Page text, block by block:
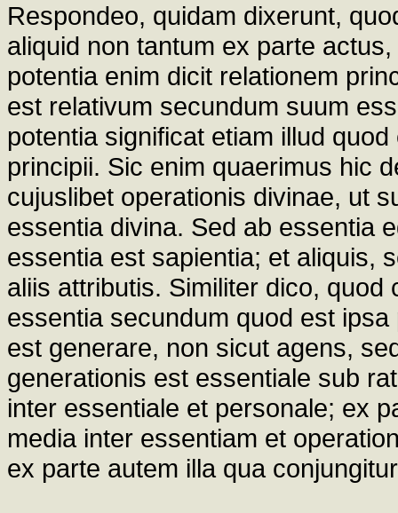
Respondeo, quidam dixerunt,
aliquid non tantum ex parte
potentia enim dicit relationem
est relativum secundum suum
potentia significat etiam illud
principii. Sic enim quaerimus hic
cujuslibet operationis divinae, ut
essentia divina. Sed ab essentia
essentia est sapientia; et aliquis,
aliis attributis. Similiter dico,
essentia secundum quod est
est generare, non sicut agens,
generationis est essentiale sub
inter essentiale et personale; ex
media inter essentiam et
ex parte autem illa qua